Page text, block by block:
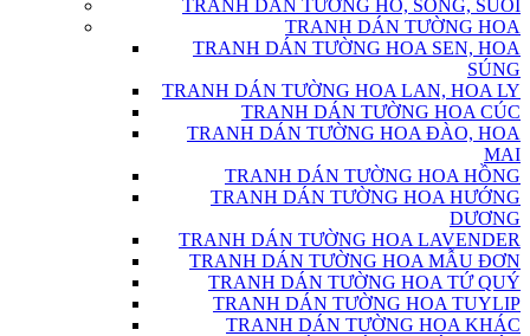
TRANH DÁN TƯỜNG HỒ, SÔNG, SUỐI
TRANH DÁN TƯỜNG HOA
TRANH DÁN TƯỜNG HOA SEN, HOA
SÚNG
TRANH DÁN TƯỜNG HOA LAN, HOA LY
TRANH DÁN TƯỜNG HOA CÚC
TRANH DÁN TƯỜNG HOA ĐÀO, HOA
MAI
TRANH DÁN TƯỜNG HOA HỒNG
TRANH DÁN TƯỜNG HOA HƯỚNG
DƯƠNG
TRANH DÁN TƯỜNG HOA LAVENDER
TRANH DÁN TƯỜNG HOA MẪU ĐƠN
TRANH DÁN TƯỜNG HOA TỨ QUÝ
TRANH DÁN TƯỜNG HOA TUYLIP
TRANH DÁN TƯỜNG HOA KHÁC